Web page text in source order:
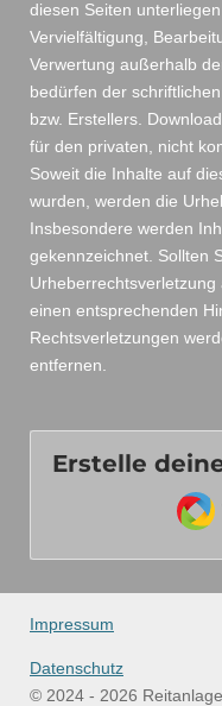
diesen Seiten
Vervielfältigung,
Verwertung außerhalb
bedürfen der
bzw. Erstellers.
für den privaten, nicht
Soweit die Inhalte auf
wurden, werden die
Insbesondere werden
gekennzeichnet. Sollten
einen entsprechenden
Rechtsverletzungen
entfernen.
Erstelle
Impressum
Datenschutz
© 2024 - 2026